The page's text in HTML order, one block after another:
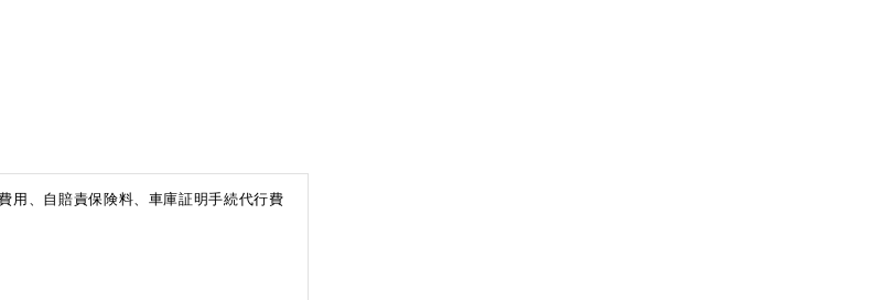
用、自賠責保険料、車庫証明手続代行費